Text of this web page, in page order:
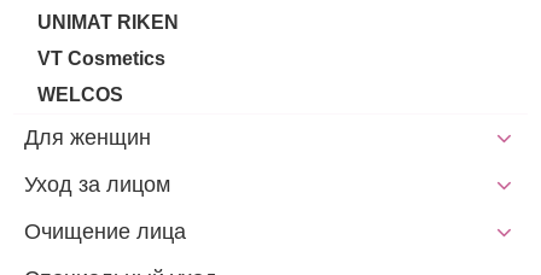
UNIMAT RIKEN
VT Cosmetics
WELCOS
Для женщин
Уход за лицом
Очищение лица